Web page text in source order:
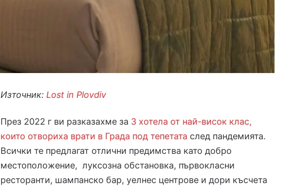
Източник:Lost in Plovdiv
През 2022 г ви разказахме за 3 хотела от най-висок клас,
които отвориха врати в Града под тепетата след пандемията.
Всички те предлагат отлични предимства като добро
местоположение, луксозна обстановка, първокласни
ресторанти, шампанско бар, уелнес центрове и дори късчета